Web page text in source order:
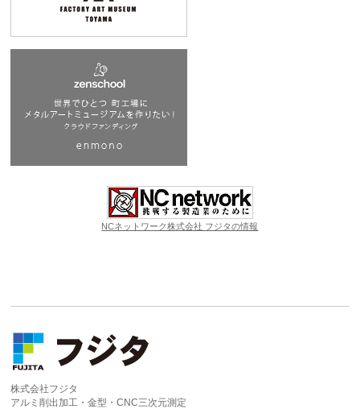
NCネットワーク株式会社 フジタの情報
株式会社フジタ
アルミ削出加工・金型・CNC三次元測定